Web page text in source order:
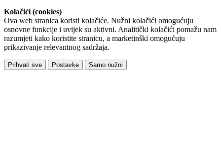
Kolačići (cookies)
Ova web stranica koristi kolačiće. Nužni kolačići omogućuju
osnovne funkcije i uvijek su aktivni. Analitički kolačići pomažu nam
razumjeti kako koristite stranicu, a marketinški omogućuju
prikazivanje relevantnog sadržaja.
Prihvati sve Postavke Samo nužni